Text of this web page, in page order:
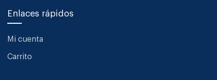
Enlaces rápidos
Mi cuenta
Carrito